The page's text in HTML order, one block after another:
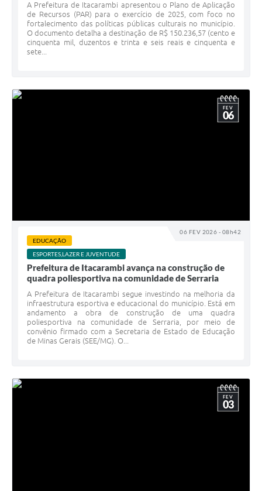
A Prefeitura de Itacarambi apresentou o Plano de Aplicação
de Recursos (PAR) para o exercício de 2025, com foco no
fortalecimento das políticas públicas culturais no município.
O documento detalha a destinação de R$ 150.236,57 (cento e
cinquenta mil, duzentos e trinta e seis reais e cinquenta e
sete...
06 FEV 2026 - 08h42
FEV
06
EDUCAÇÃO
ESPORTES,LAZER E JUVENTUDE
Prefeitura de Itacarambi avança na construção de
quadra poliesportiva na comunidade de Serraria
A Prefeitura de Itacarambi segue investindo na melhoria da
infraestrutura esportiva e educacional do município. Está em
andamento a obra de construção de uma quadra
poliesportiva na comunidade de Serraria, por meio de
convênio firmado com a Secretaria de Estado de Educação
de Minas Gerais (SEE/MG). O...
FEV
03